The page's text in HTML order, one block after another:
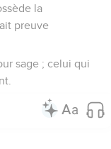
la
preuve
sage ; celui qui